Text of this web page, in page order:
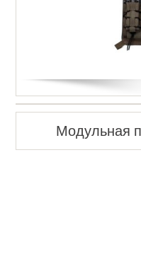
Модульная